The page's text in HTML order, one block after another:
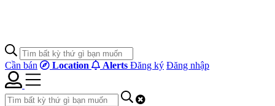
Cần bán Location Alerts Đăng ký Đăng nhập